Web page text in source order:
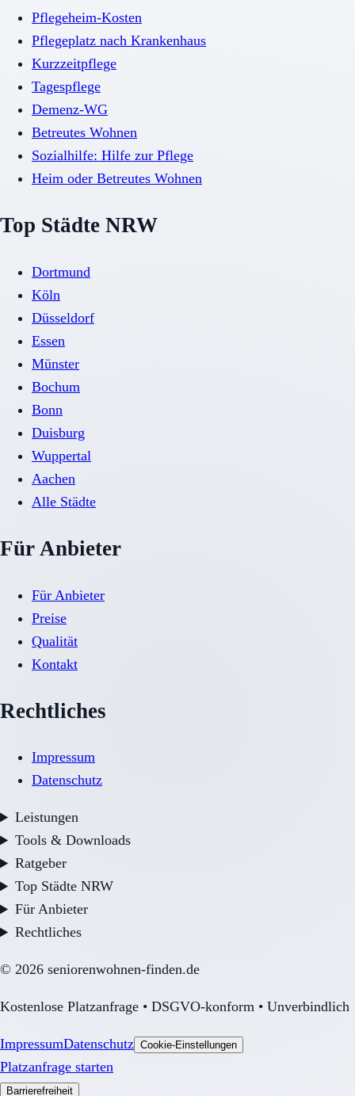
Pflegeheim-Kosten
Pflegeplatz nach Krankenhaus
Kurzzeitpflege
Tagespflege
Demenz-WG
Betreutes Wohnen
Sozialhilfe: Hilfe zur Pflege
Heim oder Betreutes Wohnen
Top Städte NRW
Dortmund
Köln
Düsseldorf
Essen
Münster
Bochum
Bonn
Duisburg
Wuppertal
Aachen
Alle Städte
Für Anbieter
Für Anbieter
Preise
Qualität
Kontakt
Rechtliches
Impressum
Datenschutz
Leistungen
Tools & Downloads
Ratgeber
Top Städte NRW
Für Anbieter
Rechtliches
© 2026 seniorenwohnen-finden.de
Kostenlose Platzanfrage • DSGVO-konform • Unverbindlich
ImpressumDatenschutz Cookie-Einstellungen
Platzanfrage starten
Barrierefreiheit